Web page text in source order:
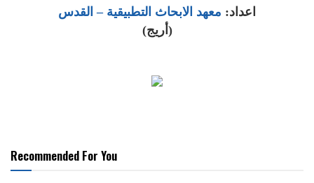
اعداد: معهد الابحاث التطبيقية – القدس
(أريج)
Recommended For You